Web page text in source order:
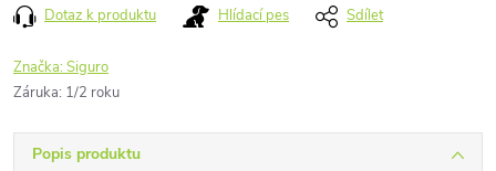
Dotaz k produktu Hlídací pes Sdílet
Značka:Siguro
Záruka: 1/2 roku
Popis produktu